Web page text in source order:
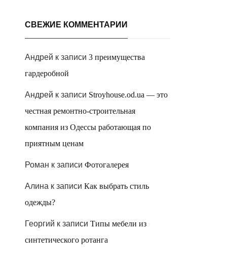
СВЕЖИЕ КОММЕНТАРИИ
Андрей к записи 3 преимущества
гардеробной
Андрей к записи Stroyhouse.od.ua — это
честная ремонтно-строительная
компания из Одессы работающая по
приятным ценам
Роман к записи Фотогалерея
Алина к записи Как выбрать стиль
одежды?
Георгий к записи Типы мебели из
синтетического ротанга